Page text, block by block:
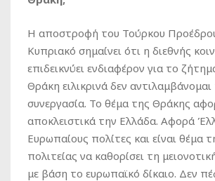
Η αποστροφή του Τούρκου
Κυπριακό σημαίνει ότι η διεθνής
επιδεικνύει ενδιαφέρον για το
Θράκη ειλικρινά δεν αντιλαμβάνομαι
συνεργασία. Το θέμα της Θράκης
αποκλειστικά την Ελλάδα. Αφορά
Ευρωπαίους πολίτες και είναι θέμα
πολιτείας να καθορίσει τη
με βάση το ευρωπαϊκό δίκαιο. Δεν